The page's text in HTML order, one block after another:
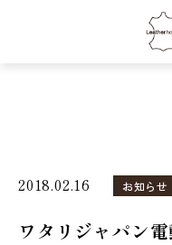
株
2018.02.16 お知らせ
ワタリジャパン